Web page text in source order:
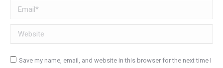
Email *
Website
Save my name, email, and website in this browser for the next time I